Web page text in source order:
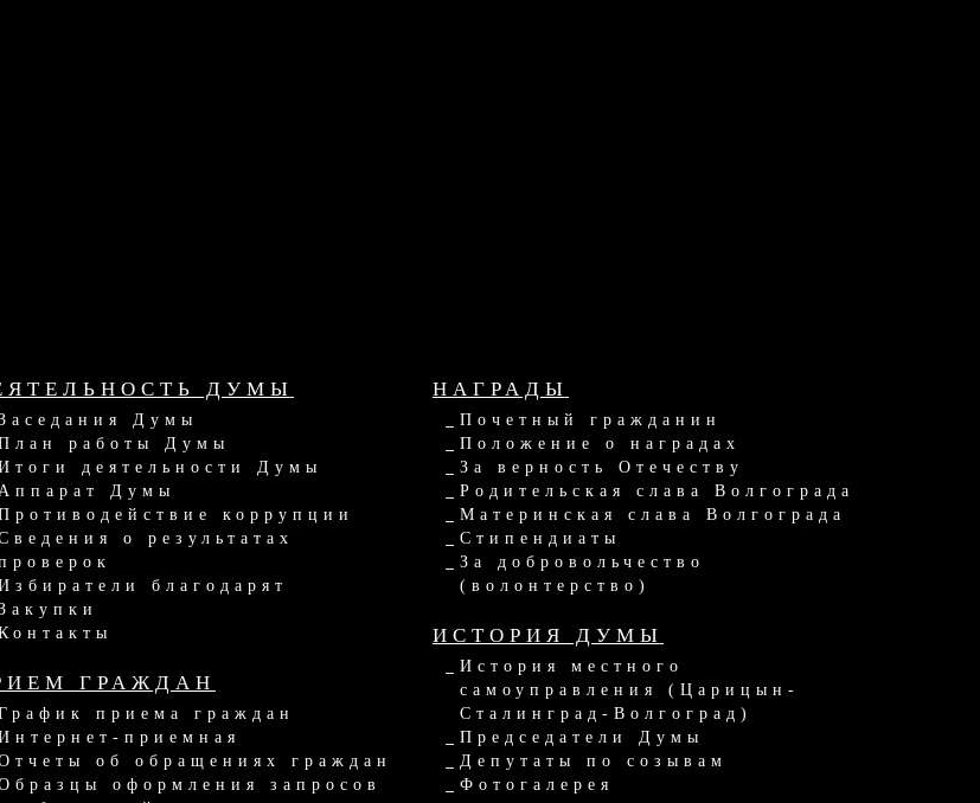
ДУМЫ
Думы
работы Думы
деятельности Думы
Аппарат Думы
коррупции
о результатах
благодарят
ГРАЖДАН
приема граждан
приемная
об обращениях граждан
оформления запросов
НАГРАДЫ
Почетный гражданин
Положение о наградах
За верность Отечеству
Родительская слава Волгограда
Материнская слава Волгограда
Стипендиаты
За добровольчество
(волонтерство)
ИСТОРИЯ ДУМЫ
История местного
самоуправления (Царицын-
Сталинград-Волгоград)
Председатели Думы
Депутаты по созывам
Фотогалерея